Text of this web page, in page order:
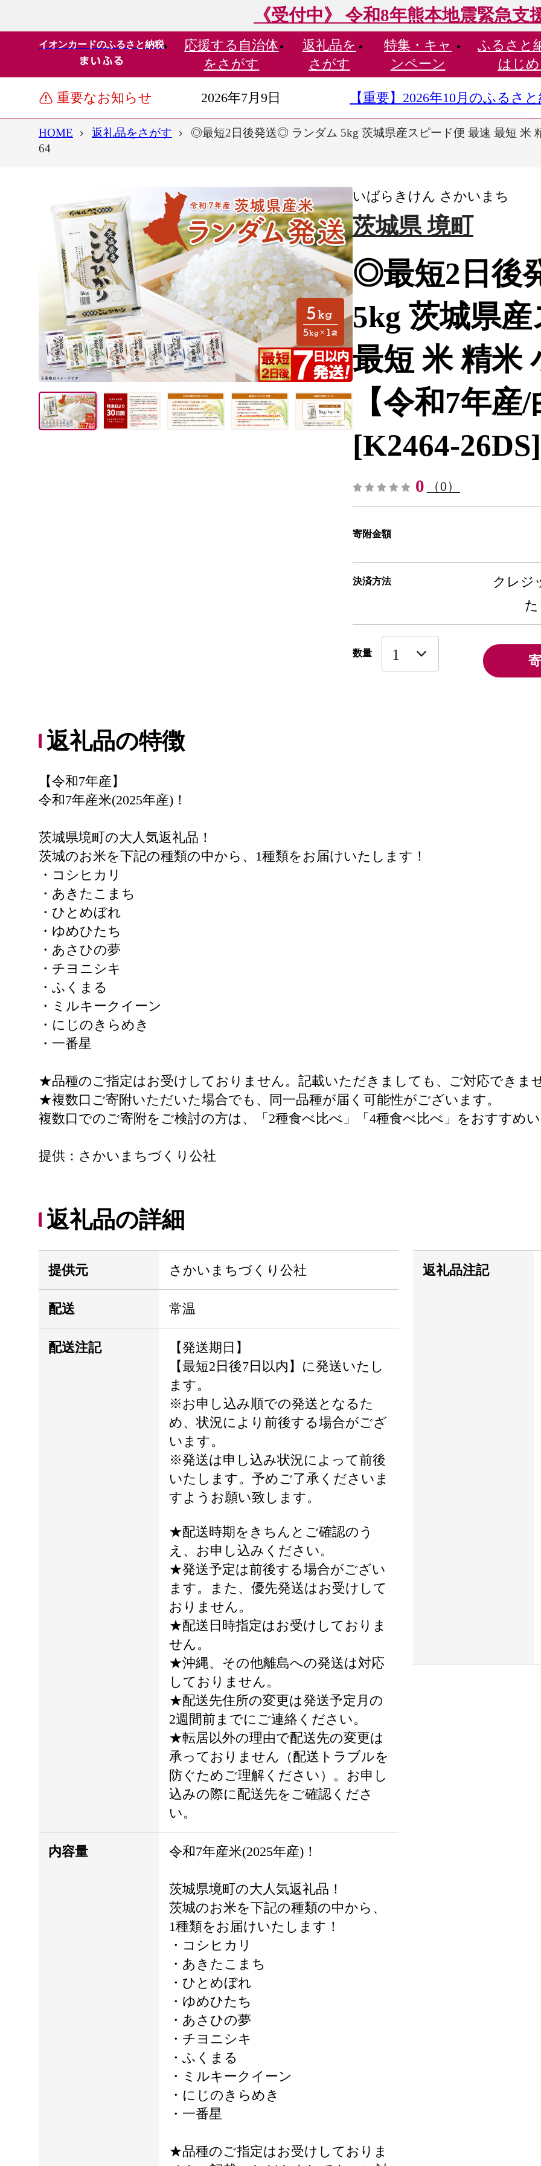
《受付中》 令和8年熊本地震緊急支
イオンカードのふるさと納税 応援する 自治体
をさがす
返礼品を
さがす
特集・ キャ
ンペーン
ふるさと
はじめ
重要なお知らせ 2026年7月9日 【重要】2026年10月のふるさ
HOME 返礼品をさがす
◎最短2日後発送◎ ランダム 5kg 茨城県産スピード便 最速 最短 米
64
いばらきけん さかいまち
茨城県 境町
◎最短2日後
5kg 茨城県
最短 米 精米
【令和7年
[K2464-26DS]
0 （0）
寄附金額
決済方法
クレジ
数量
返礼品の特徴
【令和7年産】
令和7年産米(2025年産)！
茨城県境町の大人気返礼品！
茨城のお米を下記の種類の中から、1種類をお届けいたします！
・コシヒカリ
・あきたこまち
・ひとめぼれ
・ゆめひたち
・あさひの夢
・チヨニシキ
・ふくまる
・ミルキークイーン
・にじのきらめき
・一番星
★品種のご指定はお受けしておりません。記載いただきましても、ご対応できま
★複数口ご寄附いただいた場合でも、同一品種が届く可能性がございます。
複数口でのご寄附をご検討の方は、「2種食べ比べ」「4種食べ比べ」をおすすめい
提供：さかいまちづくり公社
返礼品の詳細
提供元 さかいまちづくり公社
配送 常温
配送注記
【発送期日】
【最短2日後7日以内】に発送いたし
ます。
※お申し込み順での発送となるた
め、状況により前後する場合がござ
います。
※発送は申し込み状況によって前後
いたします。予めご了承くださいま
すようお願い致します。
★配送時期をきちんとご確認のう
え、お申し込みください。
★発送予定は前後する場合がござい
ます。また、優先発送はお受けして
おりません。
★配送日時指定はお受けしておりま
せん。
★沖縄、その他離島への発送は対応
しておりません。
★配送先住所の変更は発送予定月の
2週間前までにご連絡ください。
★転居以外の理由で配送先の変更は
承っておりません（配送トラブルを
防ぐためご理解ください）。お申し
込みの際に配送先をご確認くださ
い。
内容量 令和7年産米(2025年産)！
茨城県境町の大人気返礼品！
茨城のお米を下記の種類の中から、
1種類をお届けいたします！
・コシヒカリ
・あきたこまち
・ひとめぼれ
・ゆめひたち
・あさひの夢
・チヨニシキ
・ふくまる
・ミルキークイーン
・にじのきらめき
・一番星
★品種のご指定はお受けしておりま
返礼品注記